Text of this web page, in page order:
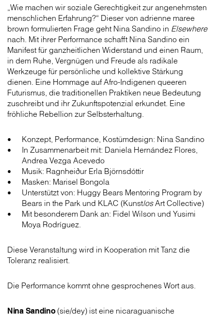
„Wie machen wir soziale Gerechtigkeit zur angenehmsten
menschlichen Erfahrung?“ Dieser von adrienne maree
brown formulierten Frage geht Nina Sandino in Elsewhere
nach. Mit ihrer Performance schafft Nina Sandino ein
Manifest für ganzheitlichen Widerstand und einen Raum,
in dem Ruhe, Vergnügen und Freude als radikale
Werkzeuge für persönliche und kollektive Stärkung
dienen. Eine Hommage auf Afro-Indigenen queeren
Futurismus, die traditionellen Praktiken neue Bedeutung
zuschreibt und ihr Zukunftspotenzial erkundet. Eine
fröhliche Rebellion zur Selbsterhaltung.
Konzept, Performance, Kostümdesign: Nina Sandino
In Zusammenarbeit mit: Daniela Hernández Flores,
Andrea Vezga Acevedo
Musik: Ragnheiður Erla Björnsdóttir
Masken: Marisel Bongola
Unterstützt von: Huggy Bears Mentoring Program by
Bears in the Park und KLAC (KunstlosArt Collective)
Mit besonderem Dank an: Fidel Wilson und Yusimi
Moya Rodríguez.
Diese Veranstaltung wird in Kooperation mit Tanz die
Toleranz realisiert.
Die Performance kommt ohne gesprochenes Wort aus.
Nina Sandino(sie/dey) ist eine nicaraguanische